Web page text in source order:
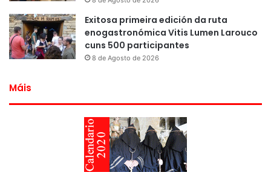
Exitosa primeira edición da ruta
enogastronómica Vitis Lumen Larouco
cuns 500 participantes
8 de Agosto de 2026
Máis